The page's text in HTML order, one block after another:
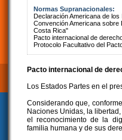
Normas Supranacionales:
Declaración Americana de
Convención Americana
Costa Rica"
Pacto internacional de
Protocolo Facultativo del
Pacto internacional de
Los Estados Partes en el
Considerando que,
Naciones Unidas, la
el reconocimiento de la
familia humana y de sus